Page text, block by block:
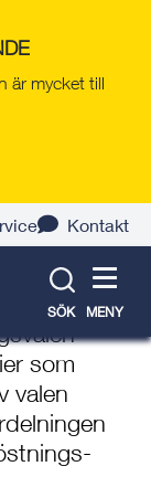
är mycket till
Kontakt
SÖK MENY
av
som
valen